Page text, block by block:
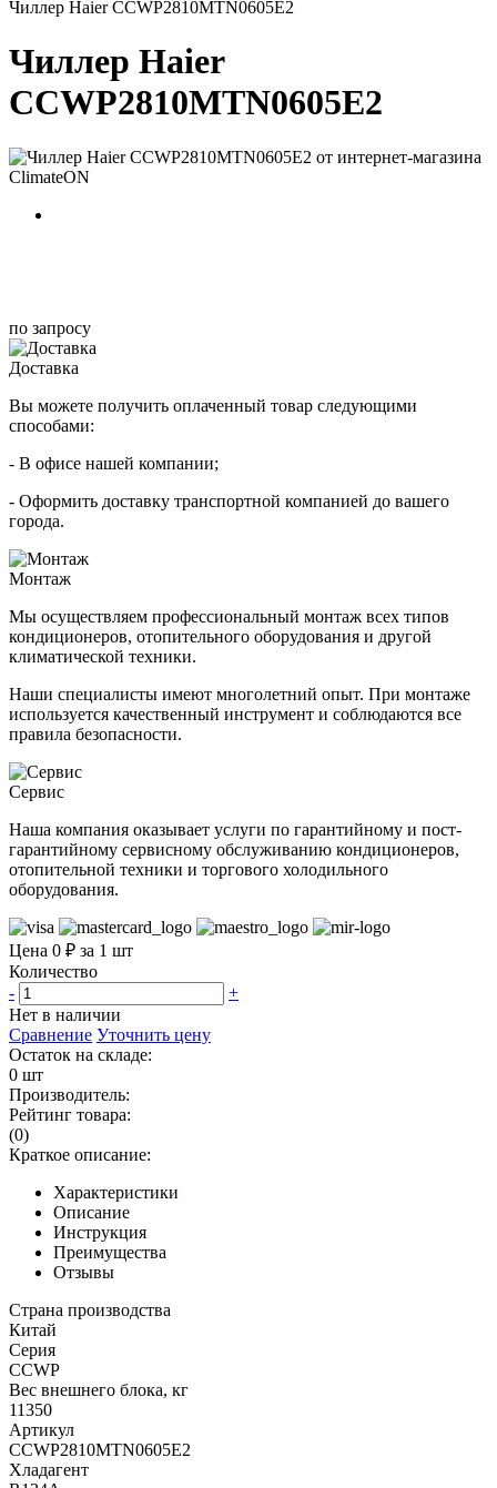
Чиллер Haier CCWP2810MTN0605E2
Чиллер Haier
CCWP2810MTN0605E2
по запросу
Доставка
Вы можете получить оплаченный товар следующими
способами:
- В офисе нашей компании;
- Оформить доставку транспортной компанией до вашего
города.
Монтаж
Мы осуществляем профессиональный монтаж всех типов
кондиционеров, отопительного оборудования и другой
климатической техники.
Наши специалисты имеют многолетний опыт. При монтаже
используется качественный инструмент и соблюдаются все
правила безопасности.
Сервис
Наша компания оказывает услуги по гарантийному и пост-
гарантийному сервисному обслуживанию кондиционеров,
отопительной техники и торгового холодильного
оборудования.
Цена 0 ₽ за 1 шт
Количество
-
+
Нет в наличии
Сравнение Уточнить цену
Остаток на складе:
0 шт
Производитель:
Рейтинг товара:
(0)
Краткое описание:
Характеристики
Описание
Инструкция
Преимущества
Отзывы
Страна производства
Китай
Серия
CCWP
Вес внешнего блока, кг
11350
Артикул
CCWP2810MTN0605E2
Хладагент